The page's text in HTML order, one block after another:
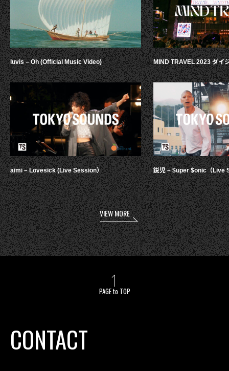
luvis – Oh (Official Music Video)
aimi – Lovesick (Live Session）
MIND TRAVEL 2023 ダイ
鋭児 – $uper $onic（Live
VIEW MORE
PAGE to TOP
CONTACT